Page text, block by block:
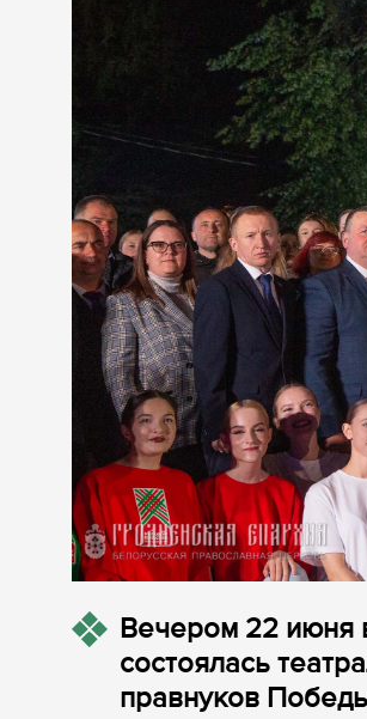
Вечером 22 июня
состоялась
правнуков